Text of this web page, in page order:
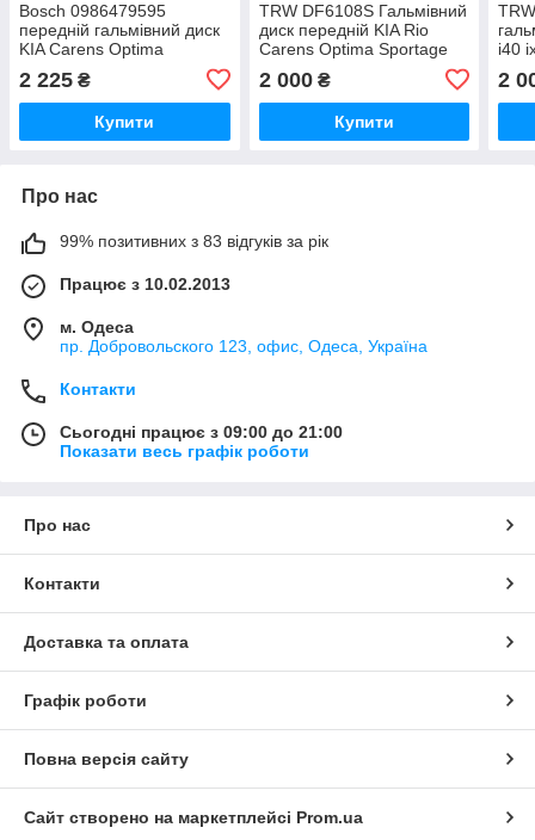
Bosch 0986479595
передній гальмівний диск
KIA Carens Optima
Sportage Hyundai i30 i40
ix35 Sonata Tucson
2 225 ₴
Купити
TRW DF6108S Гальмівний
диск передній KIA Rio
Carens Optima Sportage
Tucson
2 000₴
Купити
i40
2
Про нас
99% позитивних з 83 відгуків за рік
Працює з 10.02.2013
м. Одеса
пр. Добровольского 123, офис, Одеса, Україна
Контакти
Сьогодні працює з 09:00 до 21:00
Показати весь графік роботи
Про нас
Контакти
Доставка та оплата
Графік роботи
Повна версія сайту
Сайт створено на маркетплейсі Prom.ua